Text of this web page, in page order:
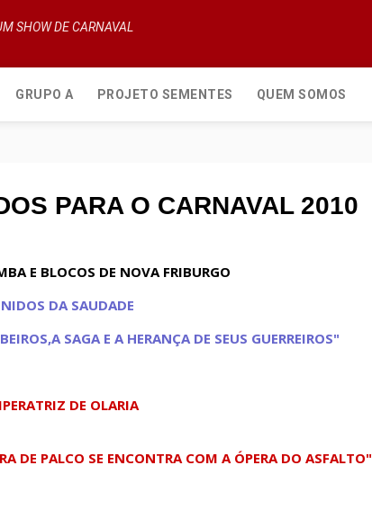
SHOW DE CARNAVAL
GRUPO A PROJETO SEMENTES QUEM SOMOS
PARA O CARNAVAL 2010
E BLOCOS DE NOVA FRIBURGO
DA SAUDADE
SAGA E A HERANÇA DE SEUS GUERREIROS"
DE OLARIA
DE PALCO SE ENCONTRA COM A ÓPERA DO ASFALTO"